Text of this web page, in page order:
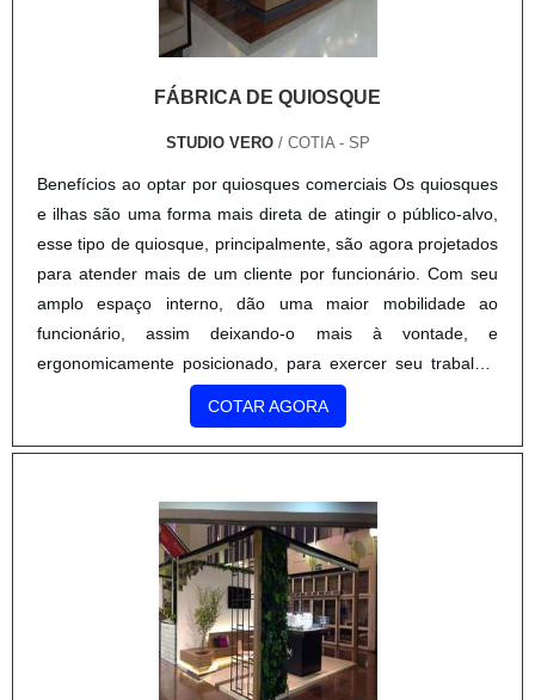
FÁBRICA DE QUIOSQUE
STUDIO VERO / COTIA - SP
Benefícios ao optar por quiosques comerciais Os quiosques
e ilhas são uma forma mais direta de atingir o público-alvo,
esse tipo de quiosque, principalmente, são agora projetados
para atender mais de um cliente por funcionário. Com seu
amplo espaço interno, dão uma maior mobilidade ao
funcionário, assim deixando-o mais à vontade, e
ergonomicamente posicionado, para exercer seu trabalho.
Vantagens da exposição em quiosques Uma boa fábr...
COTAR AGORA